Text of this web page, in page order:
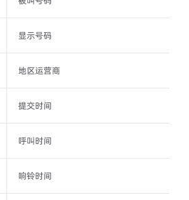
显示号码
地区运营商
提交时间
呼叫时间
响铃时间